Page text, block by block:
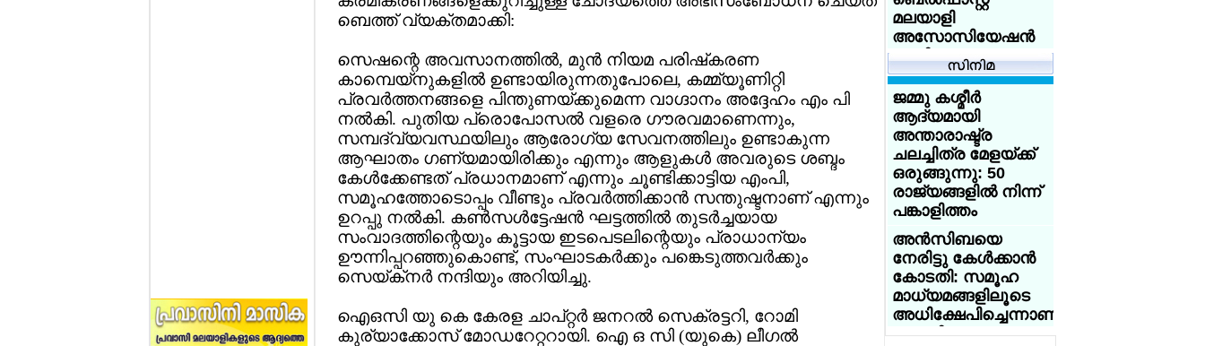
ബെത്ത് വ്യക്തമാക്കി:
സെഷന്റെ അവസാനത്തില്‍, മുന്‍ നിയമ പരിഷ്‌കരണ
കാമ്പെയ്‌നുകളില്‍ ഉണ്ടായിരുന്നതുപോലെ, കമ്മ്യൂണിറ്റി
പ്രവര്‍ത്തനങ്ങളെ പിന്തുണയ്ക്കുമെന്ന വാഗ്ദാനം അദ്ദേഹം എം പി
നല്‍കി. പുതിയ പ്രൊപോസല്‍ വളരെ ഗൗരവമാണെന്നും,
സമ്പദ്വ്യവസ്ഥയിലും ആരോഗ്യ സേവനത്തിലും ഉണ്ടാകുന്ന
ആഘാതം ഗണ്യമായിരിക്കും എന്നും ആളുകള്‍ അവരുടെ ശബ്ദം
കേള്‍ക്കേണ്ടത് പ്രധാനമാണ് എന്നും ചൂണ്ടിക്കാട്ടിയ എംപി,
സമൂഹത്തോടൊപ്പം വീണ്ടും പ്രവര്‍ത്തിക്കാന്‍ സന്തുഷ്ടനാണ് എന്നും
ഉറപ്പു നല്‍കി. കണ്‍സള്‍ട്ടേഷന്‍ ഘട്ടത്തില്‍ തുടര്‍ച്ചയായ
സംവാദത്തിന്റെയും കൂട്ടായ ഇടപെടലിന്റെയും പ്രാധാന്യം
ഊന്നിപ്പറഞ്ഞുകൊണ്ട്, സംഘാടകര്‍ക്കും പങ്കെടുത്തവര്‍ക്കും
സെയ്ക്‌നര്‍ നന്ദിയും അറിയിച്ചു.
ഐഒസി യു കെ കേരള ചാപ്റ്റര്‍ ജനറല്‍ സെക്രട്ടറി, റോമി
കുര്യാക്കോസ് മോഡറേറ്ററായി. ഐ ഒ സി (യുകെ) ലീഗല്‍
പ്രളയം
ചെറുപ്പക്കാരിലേക്ക്
ഇറങ്ങിച്ചെല്ലാന്‍
കേന്ദ്രത്തിലെ
ബിജെപി മന്ത്രിമാര്‍
ഇന്‍സ്റ്റഗ്രാമിലൂടെ
ഡിജിറ്റല്‍ പ്രചരണം
ശക്തമാക്കി
ടൂറിസ്റ്റ് കേന്ദ്രമായ
വാഗമണിലെ 70
ഏക്കര്‍
പുല്‍മേടുകള്‍
അനധികൃതമായി
കയ്യേറിയതായി
റിപ്പോര്‍ട്ട്
ഗ്ലാസ്ഗോയില്‍
മലയാളി
അസോസിയേഷന്‍
എക്സിക്യൂട്ടീവ്
കമ്മിറ്റിയെ
തിരഞ്ഞെടുത്തു.
യുക്മ റീജിയണല്‍
കായികമേളകള്‍ക്ക്
പരിസമാപ്തി; ദേശീയ
കായിക മാമാങ്കം
ജൂണ്‍ 20 ന്
ബര്‍മിംഗ്ഹാമില്‍
യുക്മ - ഡോ
സൈമണ്‍സ്
അക്കാദമി നോര്‍ത്ത്
വെസ്റ്റ്
കായികമേളക്ക്
ജമ്മു കശ്മീര്‍
ആദ്യമായി
അന്താരാഷ്ട്ര
ചലച്ചിത്ര മേളയ്ക്ക്
ഒരുങ്ങുന്നു: 50
രാജ്യങ്ങളില്‍ നിന്ന്
പങ്കാളിത്തം
അന്‍സിബയെ
നേരിട്ടു കേള്‍ക്കാന്‍
കോടതി: സമൂഹ
മാധ്യമങ്ങളിലൂടെ
അധിക്ഷേപിച്ചെന്നാണു
പരാതി